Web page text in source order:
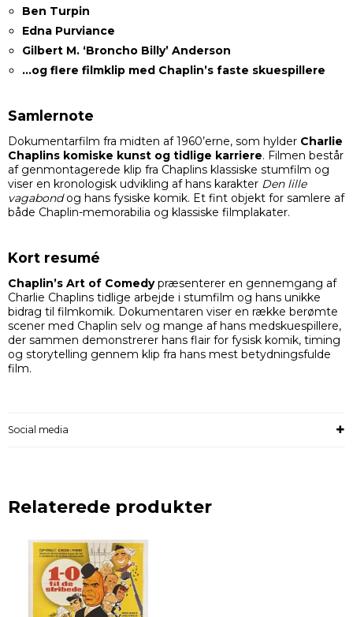
Ben Turpin
Edna Purviance
Gilbert M. ‘Broncho Billy’ Anderson
…og flere filmklip med Chaplin’s faste skuespillere
Samlernote
Dokumentarfilm fra midten af 1960’erne, som hylder Charlie
Chaplins komiske kunst og tidlige karriere. Filmen består
af genmontagerede klip fra Chaplins klassiske stumfilm og
viser en kronologisk udvikling af hans karakter Den lille
vagabondog hans fysiske komik. Et fint objekt for samlere af
både Chaplin-memorabilia og klassiske filmplakater.
Kort resumé
Chaplin’s Art of Comedypræsenterer en gennemgang af
Charlie Chaplins tidlige arbejde i stumfilm og hans unikke
bidrag til filmkomik. Dokumentaren viser en række berømte
scener med Chaplin selv og mange af hans medskuespillere,
der sammen demonstrerer hans flair for fysisk komik, timing
og storytelling gennem klip fra hans mest betydningsfulde
film.
Social media
Relaterede produkter